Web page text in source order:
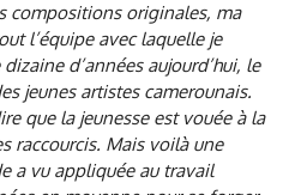
compositions originales, ma
l’équipe avec laquelle je
d’années aujourd’hui, le
jeunes artistes camerounais.
que la jeunesse est vouée à la
raccourcis. Mais voilà une
a vu appliquée au travail